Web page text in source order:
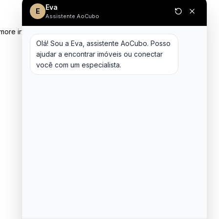
information)
E Eva
Assistente AoCubo
Olá! Sou a Eva, assistente AoCubo. Posso
ajudar a encontrar imóveis ou conectar
você com um especialista.